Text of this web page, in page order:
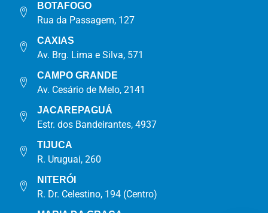
BOTAFOGO
Rua da Passagem, 127
CAXIAS
Av. Brg. Lima e Silva, 571
CAMPO GRANDE
Av. Cesário de Melo, 2141
JACAREPAGUÁ
Estr. dos Bandeirantes, 4937
TIJUCA
R. Uruguai, 260
NITERÓI
R. Dr. Celestino, 194 (Centro)